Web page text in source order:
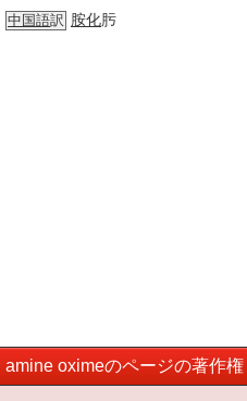
中国語訳 胺化肟
amine oximeのページの著作権